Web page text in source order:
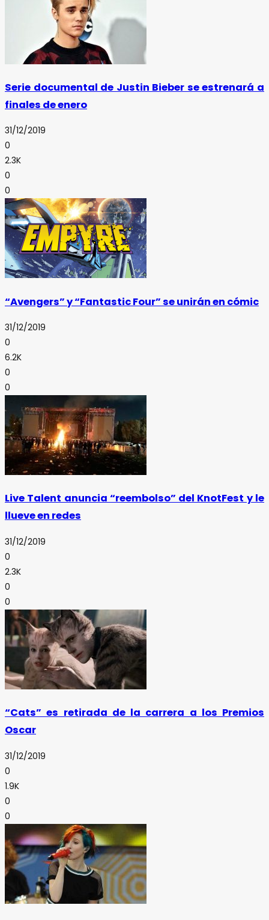
Serie documental de Justin Bieber se estrenará a
finales de enero
31/12/2019
0
2.3K
0
0
“Avengers” y “Fantastic Four” se unirán en cómic
31/12/2019
0
6.2K
0
0
Live Talent anuncia “reembolso” del KnotFest y le
llueve en redes
31/12/2019
0
2.3K
0
0
“Cats” es retirada de la carrera a los Premios
Oscar
31/12/2019
0
1.9K
0
0